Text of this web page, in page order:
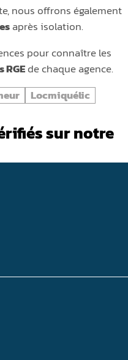
nous offrons également
après isolation.
pour connaître les
de chaque agence.
Locmiquélic
sur notre